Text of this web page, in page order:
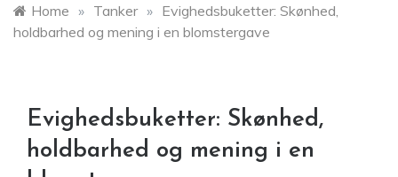
Home » Tanker » Evighedsbuketter: Skønhed,
holdbarhed og mening i en blomstergave
Evighedsbuketter: Skønhed,
holdbarhed og mening i en